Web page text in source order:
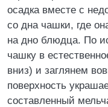
осадка вместе с
со дна чашки, где
на дно блюдца. По
чашку в
вниз) и заглянем
поверхность
составленный